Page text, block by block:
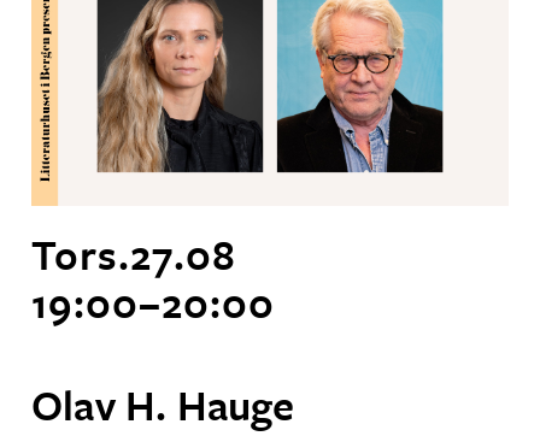
Tors.27.08
19:00–20:00
Olav H. Hauge